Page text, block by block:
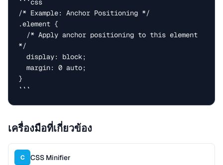
```css
/* Example: Anchor Positioning */
.element {
*/
}
```
เครื่องมือที่เกี่ยวข้อง
C CSS Minifier